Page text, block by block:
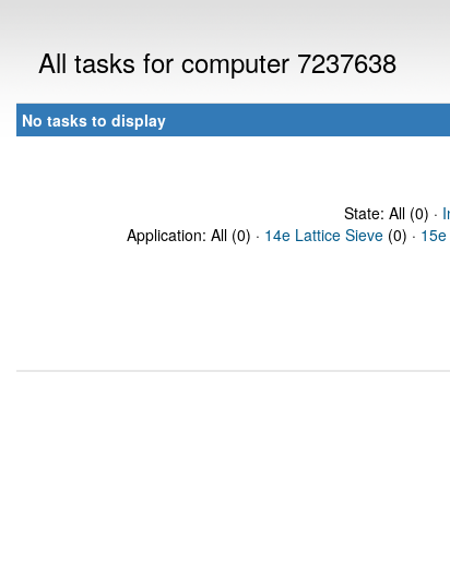
All tasks for computer 7237638
No tasks to display
State: All (0) ·
Application: All (0) · 14e Lattice Sieve (0) ·